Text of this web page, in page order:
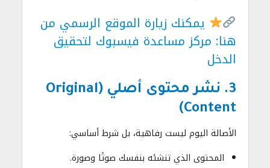
يمكنك زيارة الموقع الرسمي من
هنا: مركز مساعدة فيسبوك لتحقيق
الدخل
3. نشر محتوى أصلي (Original
Content)
الأصالة اليوم ليست رفاهية، بل شرط أساسي:
المحتوى الذي تنشئه بنفسك صوتًا وصورة.